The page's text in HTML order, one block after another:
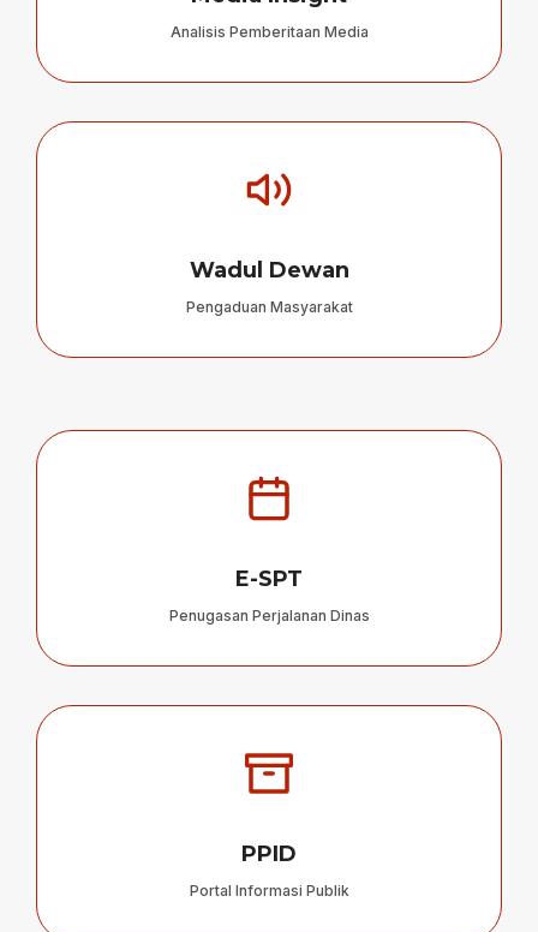
Analisis Pemberitaan Media
Wadul Dewan
Pengaduan Masyarakat
E-SPT
Penugasan Perjalanan Dinas
PPID
Portal Informasi Publik